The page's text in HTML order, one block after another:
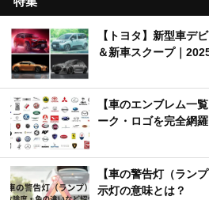
【トヨタ】新型車デ
＆新車スクープ｜
【車のエンブレム一
ーク・ロゴを完全網羅
【車の警告灯（ラン
示灯の意味とは？